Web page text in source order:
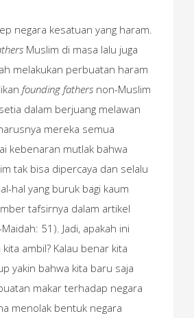
negara kesatuan yang haram.
Muslim di masa lalu juga
melakukan perbuatan haram
founding fathers non-Muslim
dalam berjuang melawan
mereka semua
kebenaran mutlak bahwa
tak bisa dipercaya dan selalu
hal yang buruk bagi kaum
tafsirnya dalam artikel
51). Jadi, apakah ini
ambil? Kalau benar kita
yakin bahwa kita baru saja
makar terhadap negara
menolak bentuk negara